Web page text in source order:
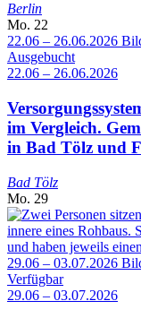
Berlin
Mo. 22
22.06 – 26.06.2026
Ausgebucht
22.06 – 26.06.2026
im Vergleich.
in Bad Tölz und
Bad Tölz
Mo. 29
29.06 – 03.07.2026
Verfügbar
29.06 – 03.07.2026